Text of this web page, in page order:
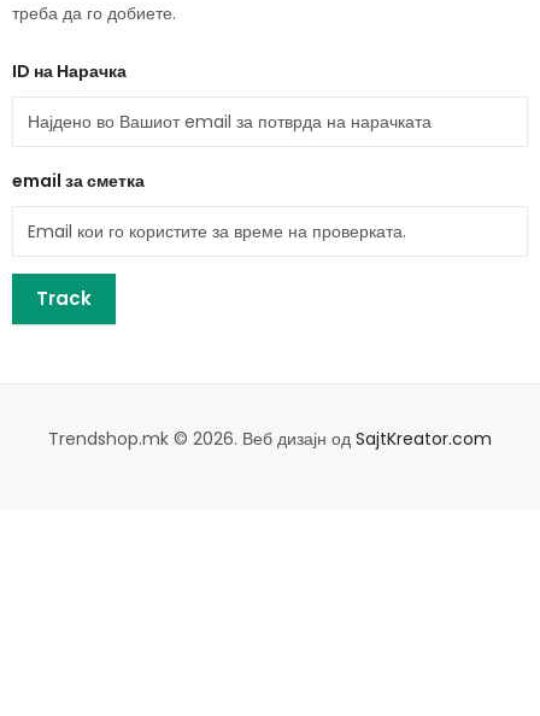
треба да го добиете.
ID на Нарачка
email за сметка
Track
Trendshop.mk © 2026. Веб дизајн од SajtKreator.com